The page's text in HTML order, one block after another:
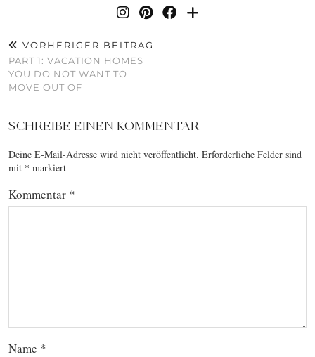
VORHERIGER BEITRAG
PART 1: VACATION HOMES
YOU DO NOT WANT TO
MOVE OUT OF
SCHREIBE EINEN KOMMENTAR
Deine E-Mail-Adresse wird nicht veröffentlicht. Erforderliche Felder sind
mit * markiert
Kommentar *
Name *